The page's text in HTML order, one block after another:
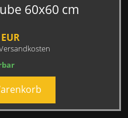
60x60 cm